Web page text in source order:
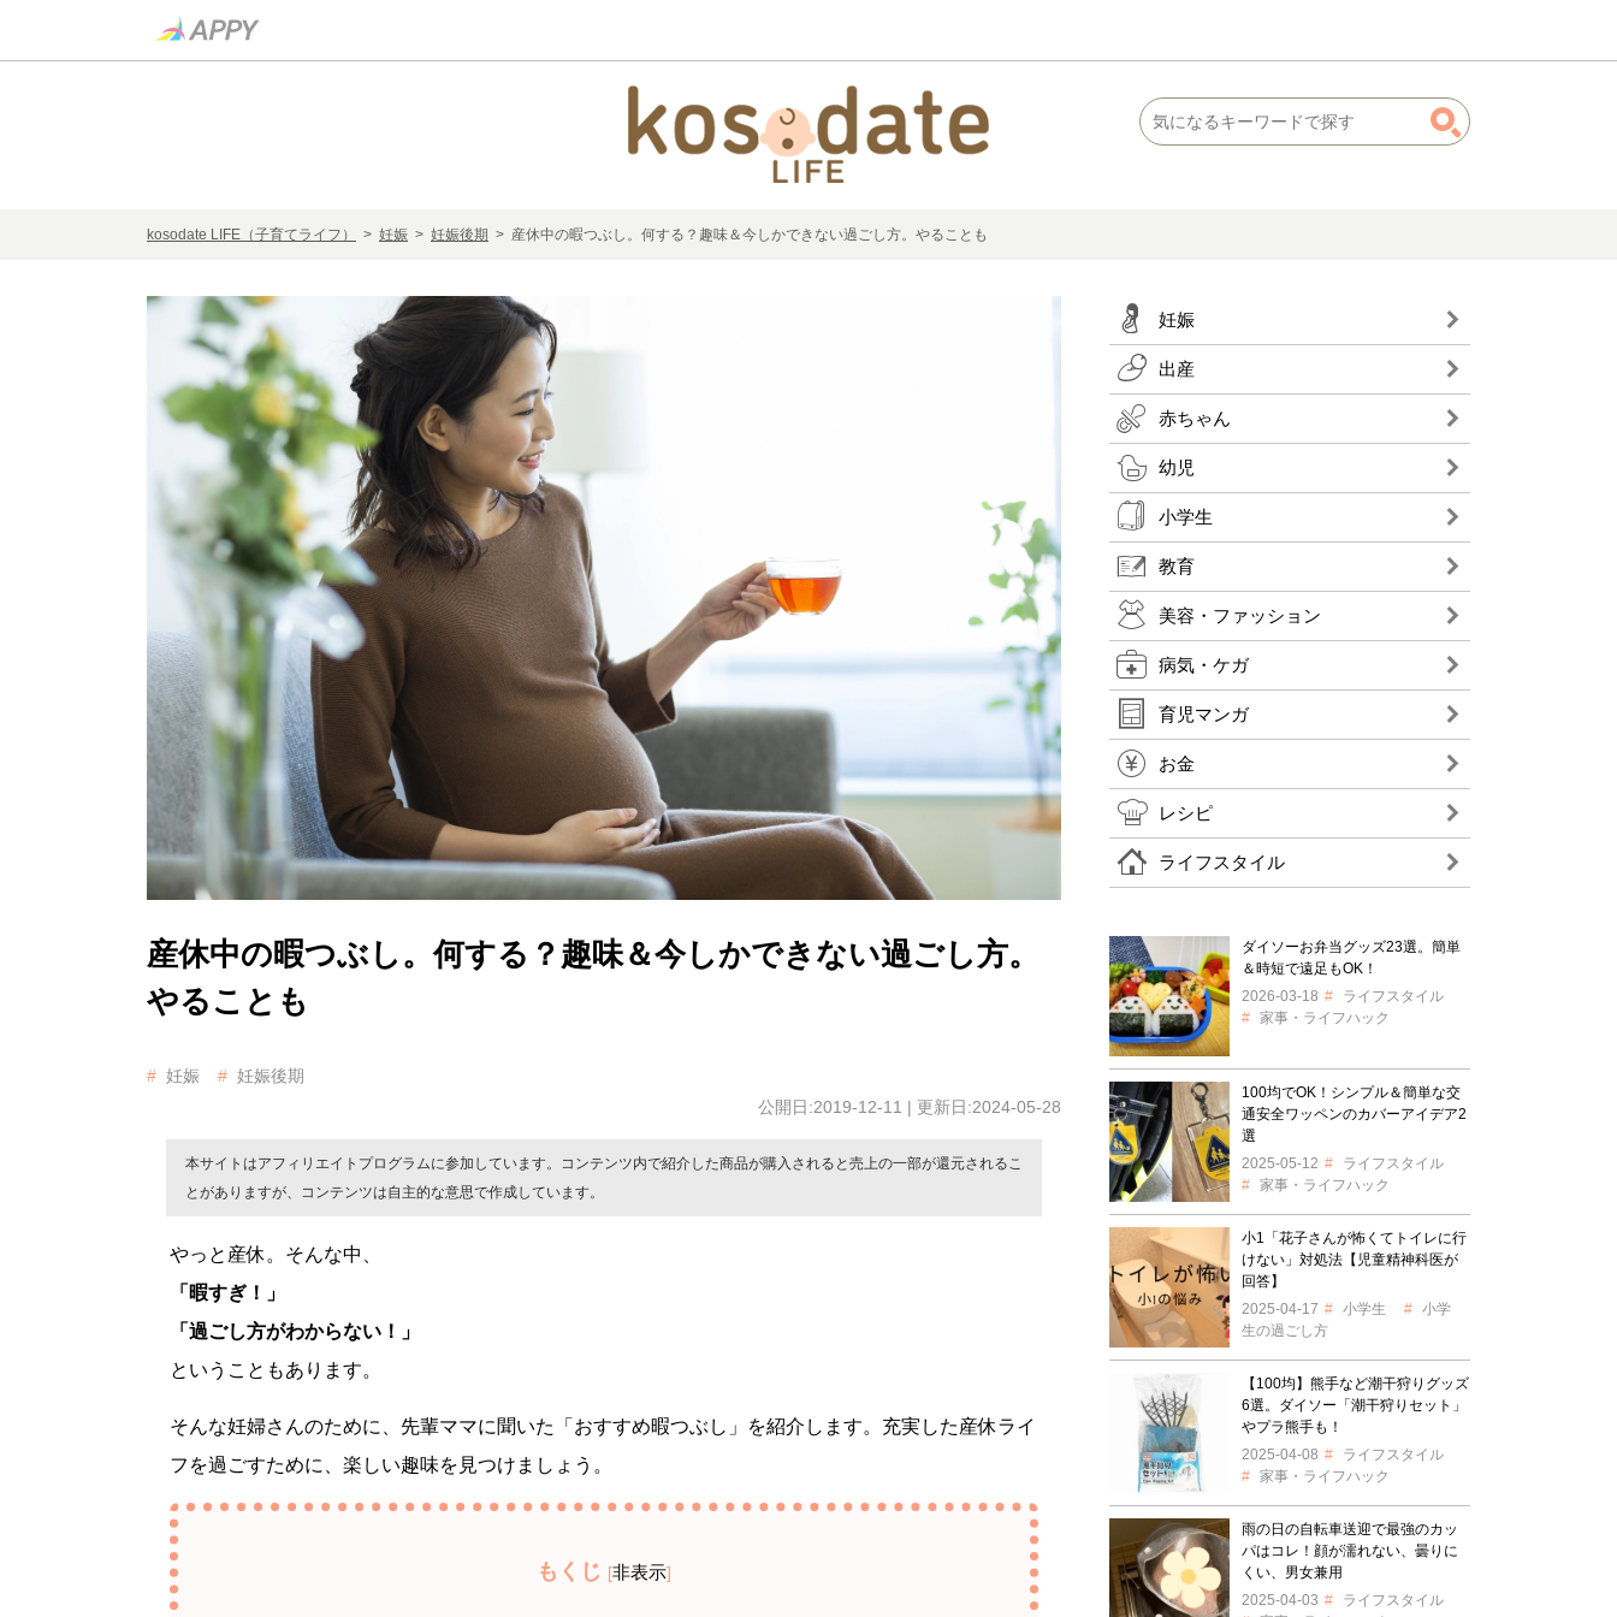
kosodate LIFE（子育てライフ） > 妊娠 > 妊娠後期 > 産休中の暇つぶし。何する？趣味＆今しかできない過ごし方。やることも
産休中の暇つぶし。何する？趣味＆今しかできない過ごし方。
やることも
妊娠
妊娠後期
公開日:2019-12-11 | 更新日:2024-05-28
本サイトはアフィリエイトプログラムに参加しています。コンテンツ内で紹介した商品が購入されると売上の一部が還元されるこ
とがありますが、コンテンツは自主的な意思で作成しています。
やっと産休。そんな中、
「暇すぎ！」
「過ごし方がわからない！」
ということもあります。
そんな妊婦さんのために、先輩ママに聞いた「おすすめ暇つぶし」を紹介します。充実した産休ライ
フを過ごすために、楽しい趣味を見つけましょう。
もくじ [非表示]
妊娠
出産
赤ちゃん
幼児
小学生
教育
美容・ファッション
病気・ケガ
育児マンガ
お金
レシピ
ライフスタイル
ダイソーお弁当グッズ23選。簡単
＆時短で遠足もOK！
2026-03-18
ライフスタイル
家事・ライフハック
100均でOK！シンプル＆簡単な交
通安全ワッペンのカバーアイデア2
選
2025-05-12
ライフスタイル
家事・ライフハック
小1「花子さんが怖くてトイレに行
けない」対処法【児童精神科医が
回答】
2025-04-17
小学生
小学
生の過ごし方
【100均】熊手など潮干狩りグッズ
6選。ダイソー「潮干狩りセット」
やプラ熊手も！
2025-04-08
ライフスタイル
家事・ライフハック
雨の日の自転車送迎で最強のカッ
パはコレ！顔が濡れない、曇りに
くい、男女兼用
2025-04-03
ライフスタイル